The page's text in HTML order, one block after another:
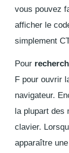
vous pouvez
afficher le
simplement
Pour
F pour ouvrir
navigateur.
la plupart des
clavier.
apparaître